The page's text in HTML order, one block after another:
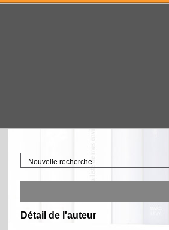
Nouvelle recherche
Détail de l'auteur